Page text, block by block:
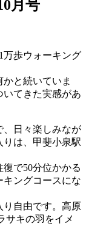
月号
万歩ウォーキング
と続いていま
てきた実感があ
、日々楽しみなが
りは、甲斐小泉駅
で50分位かかる
ングコースにな
り自由です。高原
サキの羽をイメ